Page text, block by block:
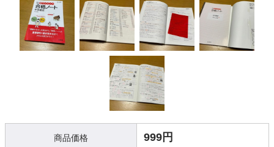
商品価格 999円